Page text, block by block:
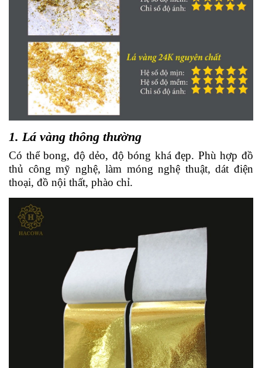
1. Lá vàng thông thường
Có thể bong, độ dẻo, độ bóng khá đẹp. Phù hợp đồ
thủ công mỹ nghệ, làm móng nghệ thuật, dát điện
thoại, đồ nội thất, phào chỉ.